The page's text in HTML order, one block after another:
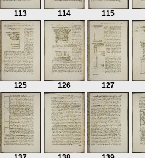
113 114 115
125 126 127